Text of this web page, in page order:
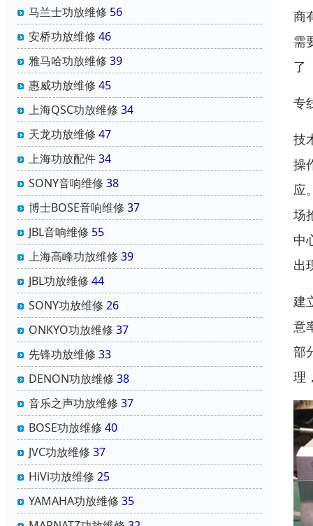
马兰士功放维修 56
安桥功放维修 46
雅马哈功放维修 39
惠威功放维修 45
上海QSC功放维修 34
天龙功放维修 47
上海功放配件34
SONY音响维修 38
博士BOSE音响维修 37
JBL音响维修 55
上海高峰功放维修 39
JBL功放维修 44
SONY功放维修 26
ONKYO功放维修 37
先锋功放维修 33
DENON功放维修 38
音乐之声功放维修 37
BOSE功放维修 40
JVC功放维修 37
HiVi功放维修 25
YAMAHA功放维修 35
商
需
了
专
技
操
应
场
中
出
建
意
部
理